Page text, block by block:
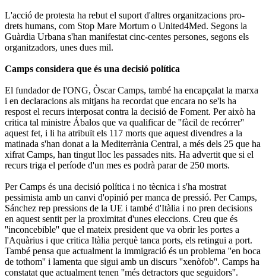
L'acció de protesta ha rebut el suport d'altres organitzacions pro-
drets humans, com Stop Mare Mortum o United4Med. Segons la
Guàrdia Urbana s'han manifestat cinc-centes persones, segons els
organitzadors, unes dues mil.
Camps considera que és una decisió política
El fundador de l'ONG, Òscar Camps, també ha encapçalat la marxa
i en declaracions als mitjans ha recordat que encara no se'ls ha
respost el recurs interposat contra la decisió de Foment. Per això ha
critica tal ministre Ábalos que va qualificar de ''fàcil de recórrer''
aquest fet, i li ha atribuït els 117 morts que aquest divendres a la
matinada s'han donat a la Mediterrània Central, a més dels 25 que ha
xifrat Camps, han tingut lloc les passades nits. Ha advertit que si el
recurs triga el període d'un mes es podrà parar de 250 morts.
Per Camps és una decisió política i no tècnica i s'ha mostrat
pessimista amb un canvi d'opinió per manca de pressió. Per Camps,
Sánchez rep pressions de la UE i també d'Itàlia i no pren decisions
en aquest sentit per la proximitat d'unes eleccions. Creu que és
''inconcebible'' que el mateix president que va obrir les portes a
l'Aquàrius i que critica Itàlia perquè tanca ports, els retingui a port.
També pensa que actualment la immigració és un problema ''en boca
de tothom'' i lamenta que sigui amb un discurs ''xenòfob''. Camps ha
constatat que actualment tenen ''més detractors que seguidors''.